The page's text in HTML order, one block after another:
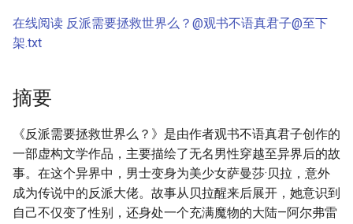
在线阅读 反派需要拯救世界么？@观书不语真君子@至下
架.txt
摘要
《反派需要拯救世界么？》是由作者观书不语真君子创作的
一部虚构文学作品，主要描绘了无名男性穿越至异界后的故
事。在这个异界中，男士变身为美少女萨曼莎·贝拉，意外
成为传说中的反派大佬。故事从贝拉醒来后展开，她意识到
自己不仅变了性别，还身处一个充满魔物的大陆—阿尔弗雷